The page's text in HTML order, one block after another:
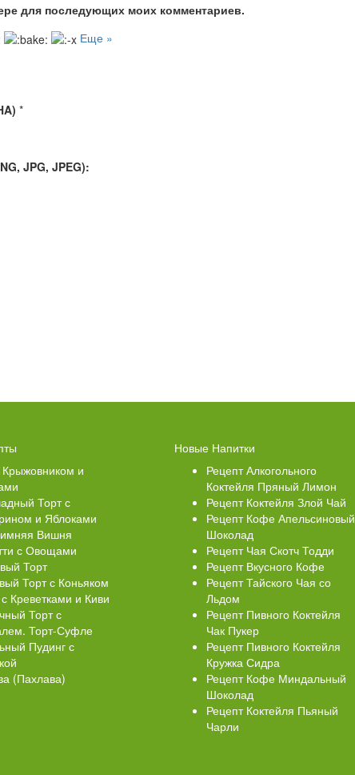
для последующих моих комментариев.
Еще »
*
JPG, JPEG):
Торт Медовик Карамельный
Крыжовником и
Торт с
и Яблоками
Вишня
с Овощами
Торт
Торт с Коньяком
Креветками и Киви
Торт с
Торт-Суфле
Пудинг с
(Пахлава)
Новые Напитки
Рецепт Алкогольного
Коктейля Пряный Лимон
Рецепт Коктейля Злой Чай
Рецепт Кофе Апельсиновый
Шоколад
Рецепт Чая Скотч Тодди
Рецепт Вкусного Кофе
Рецепт Тайского Чая со
Льдом
Рецепт Пивного Коктейля
Чак Пукер
Рецепт Пивного Коктейля
Кружка Сидра
Рецепт Кофе Миндальный
Шоколад
Рецепт Коктейля Пьяный
Чарли